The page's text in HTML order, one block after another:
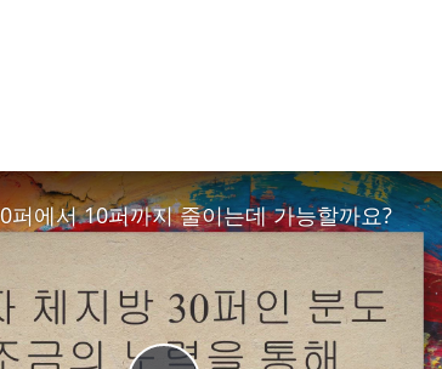
퍼에서 10퍼까지 줄이는데 가능할까요?